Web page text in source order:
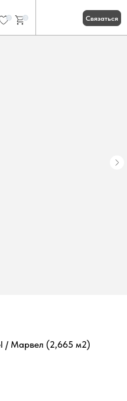
Связаться
/ Марвел (2,665 м2)